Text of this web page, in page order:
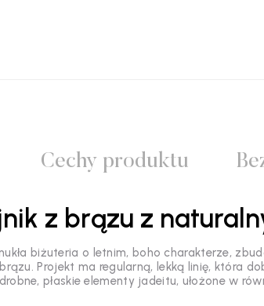
Cechy produktu
z brązu z
biżuteria o letnim, boho charakterze,
Projekt ma regularną, lekką linię, która
płaskie elementy jadeitu, ułożone w